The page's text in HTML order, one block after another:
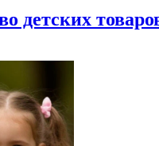
детских